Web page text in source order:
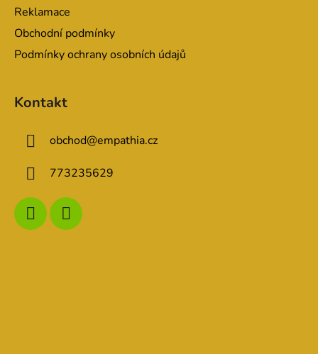
Reklamace
Obchodní podmínky
Podmínky ochrany osobních údajů
Kontakt
obchod@empathia.cz
773235629